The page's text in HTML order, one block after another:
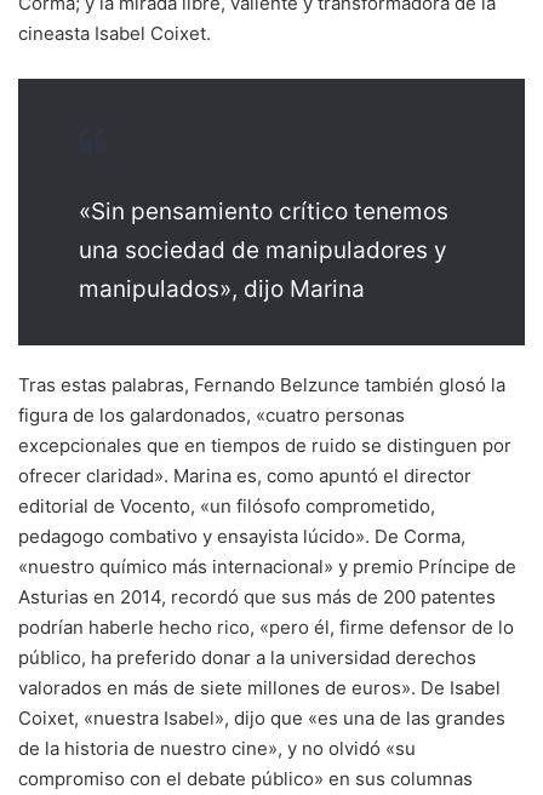
cineasta Isabel Coixet.
«Sin pensamiento crítico tenemos
una sociedad de manipuladores y
manipulados», dijo Marina
Tras estas palabras, Fernando Belzunce también glosó la
figura de los galardonados, «cuatro personas
excepcionales que en tiempos de ruido se distinguen por
ofrecer claridad». Marina es, como apuntó el director
editorial de Vocento, «un filósofo comprometido,
pedagogo combativo y ensayista lúcido». De Corma,
«nuestro químico más internacional» y premio Príncipe de
Asturias en 2014, recordó que sus más de 200 patentes
podrían haberle hecho rico, «pero él, firme defensor de lo
público, ha preferido donar a la universidad derechos
valorados en más de siete millones de euros». De Isabel
Coixet, «nuestra Isabel», dijo que «es una de las grandes
de la historia de nuestro cine», y no olvidó «su
compromiso con el debate público» en sus columnas